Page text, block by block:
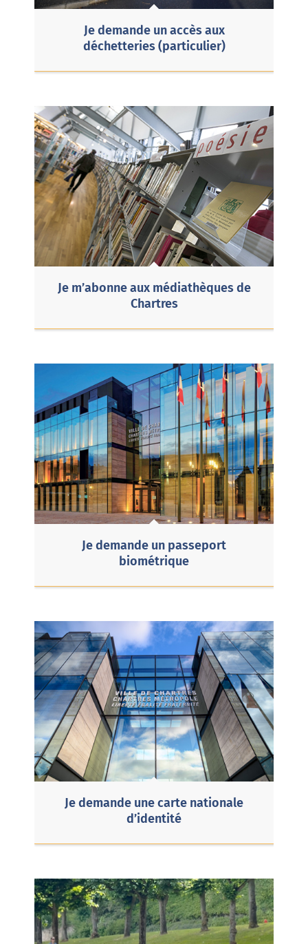
Je demande un accès aux
déchetteries (particulier)
Je m’abonne aux médiathèques de
Chartres
Je demande un passeport
biométrique
Je demande une carte nationale
d’identité